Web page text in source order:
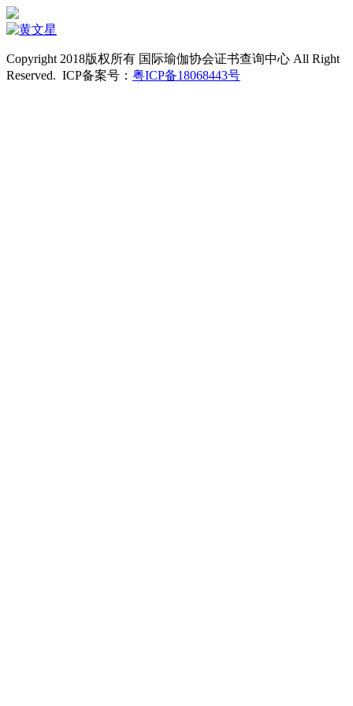
Copyright 2018版权所有 国际瑜伽协会证书查询中心 All Right
Reserved. ICP备案号： 粤ICP备18068443号